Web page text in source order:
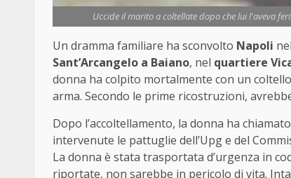
Uccide il marito a coltellate dopo che lui l'aveva
Un dramma familiare ha sconvolto Napoli
Sant’Arcangelo a Baiano, nel quartiere
donna ha colpito mortalmente con un
arma. Secondo le prime ricostruzioni,
Dopo l’accoltellamento, la donna ha
intervenute le pattuglie dell’Upg e del
La donna è stata trasportata d’urgenza in
riportate, non sarebbe in pericolo di vita.